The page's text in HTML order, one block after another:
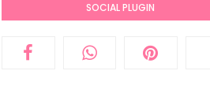
SOCIAL PLUGIN